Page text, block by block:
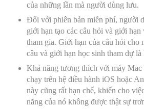
của những lần mà người dùng lưu.
Đối với phiên bản miễn phí, người
giới hạn tạo các câu hỏi và giới
tham gia. Giới hạn của câu hỏi cho
câu và giới hạn học sinh tham dự
Khả năng tương thích với máy
chạy trên hệ điều hành iOS hoặc
này cũng rất hạn chế, khiến cho
năng của nó không được thật sự